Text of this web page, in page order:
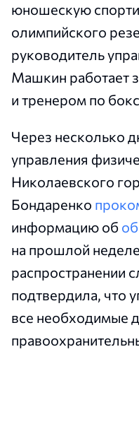
юношескую
олимпийского
руководитель
Машкин работает
и тренером по
Через несколько
управления
Николаевского
Бондаренко
информацию об
на прошлой
распространении
подтвердила, что
все необходимые